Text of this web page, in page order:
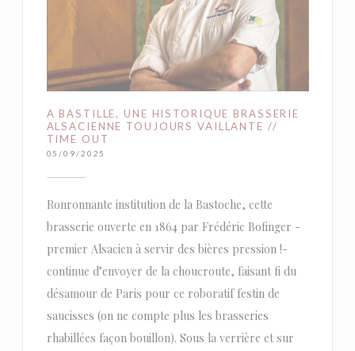
A BASTILLE, UNE HISTORIQUE BRASSERIE
ALSACIENNE TOUJOURS VAILLANTE //
TIME OUT
05/09/2025
Ronronnante institution de la Bastoche, cette
brasserie ouverte en 1864 par Frédéric Bofinger -
premier Alsacien à servir des bières pression !-
continue d’envoyer de la choucroute, faisant fi du
désamour de Paris pour ce roboratif festin de
saucisses (on ne compte plus les brasseries
rhabillées façon bouillon). Sous la verrière et sur